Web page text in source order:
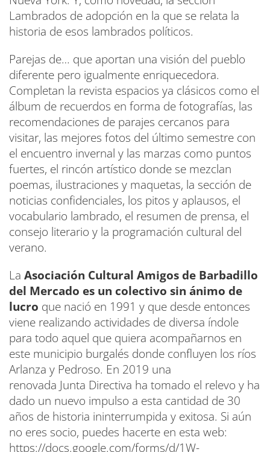
Lambrados de adopción en la que se relata la
historia de esos lambrados políticos.
Parejas de… que aportan una visión del pueblo
diferente pero igualmente enriquecedora.
Completan la revista espacios ya clásicos como el
álbum de recuerdos en forma de fotografías, las
recomendaciones de parajes cercanos para
visitar, las mejores fotos del último semestre con
el encuentro invernal y las marzas como puntos
fuertes, el rincón artístico donde se mezclan
poemas, ilustraciones y maquetas, la sección de
noticias confidenciales, los pitos y aplausos, el
vocabulario lambrado, el resumen de prensa, el
consejo literario y la programación cultural del
verano.
La Asociación Cultural Amigos de Barbadillo
del Mercado es un colectivo sin ánimo de
lucro que nació en 1991 y que desde entonces
viene realizando actividades de diversa índole
para todo aquel que quiera acompañarnos en
este municipio burgalés donde confluyen los ríos
Arlanza y Pedroso. En 2019 una
renovada Junta Directiva ha tomado el relevo y ha
dado un nuevo impulso a esta cantidad de 30
años de historia ininterrumpida y exitosa. Si aún
no eres socio, puedes hacerte en esta web:
https://docs.google.com/forms/d/1W-